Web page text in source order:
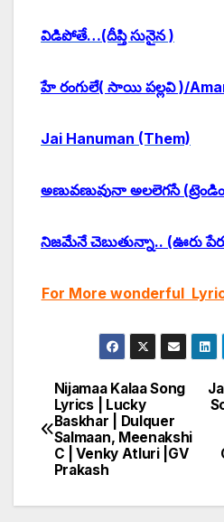
విడిపోతే…(దీప్తి సునైన )
హే రంగులే( సాయి పల్లవి )/
Jai Hanuman (Them)
అణువణువునా అలలెగసే
నిజమేనే చెబుతున్నా.. (ఊరు
For More wonderful
Post
navigation
Nijamaa Kalaa Song
Lyrics | Lucky
Baskhar | Dulquer
Salmaan, Meenakshi
C | Venky Atluri |GV
Prakash